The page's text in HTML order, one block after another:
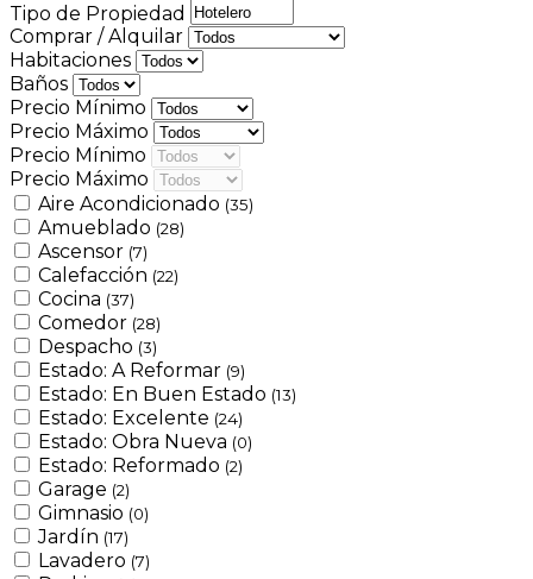
Tipo de Propiedad
Comprar / Alquilar
Habitaciones
Baños
Precio Mínimo
Precio Máximo
Precio Mínimo
Precio Máximo
Aire Acondicionado (35)
Amueblado (28)
Ascensor (7)
Calefacción (22)
Cocina (37)
Comedor (28)
Despacho (3)
Estado: A Reformar (9)
Estado: En Buen Estado (13)
Estado: Excelente (24)
Estado: Obra Nueva (0)
Estado: Reformado (2)
Garage (2)
Gimnasio (0)
Jardín (17)
Lavadero (7)